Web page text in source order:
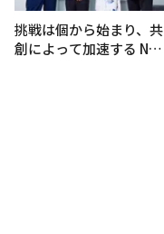
挑戦は個から始まり、共
創によって加速する NOR